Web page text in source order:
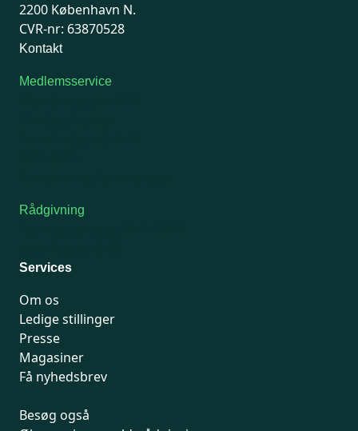
2200 København N.
CVR-nr: 63870528
Kontakt
Medlemsservice
Rådgivning
Services
Om os
Ledige stillinger
Presse
Magasiner
Få nyhedsbrev
Besøg også